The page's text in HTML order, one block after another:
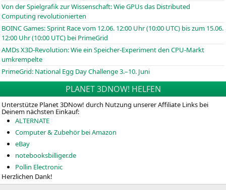
Von der Spielgrafik zur Wissenschaft: Wie GPUs das Distributed
Computing revolutionierten
BOINCGames: Sprint Race vom 12.06. 12:00 Uhr (10:00 UTC) bis zum 15.06.
12:00 Uhr (10:00 UTC) bei PrimeGrid
AMDs X3D-Revolution: Wie ein Speicher-Experiment den CPU-Markt
umkrempelte
PrimeGrid: National Egg Day Challenge 3.–10. Juni
PLANET 3DNOW! HELFEN
Unterstütze Planet 3DNow! durch Nutzung unserer Affiliate Links bei
Deinem nächsten Einkauf:
ALTERNATE
Computer & Zubehör bei Amazon
eBay
notebooksbilliger.de
Pollin Electronic
Herzlichen Dank!